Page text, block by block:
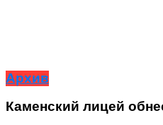
Архив
Каменский лицей